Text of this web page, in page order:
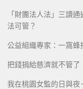
「財團法人法」三讀
法可管？
公益組織專家：一窩蜂
把錢捐給慈濟就不管了
我在桃園女監的日與